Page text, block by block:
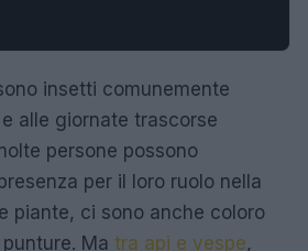
insetti comunemente
alle giornate trascorse
persone possono
per il loro ruolo nella
piante, ci sono anche coloro
Ma tra api e vespe,